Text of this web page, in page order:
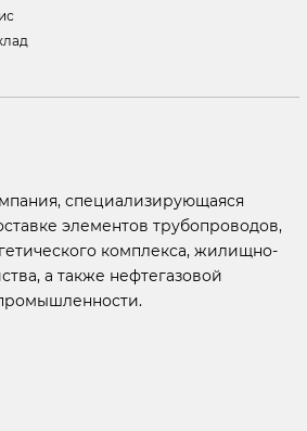
специализирующаяся
элементов трубопроводов,
комплекса, жилищно-
а также нефтегазовой